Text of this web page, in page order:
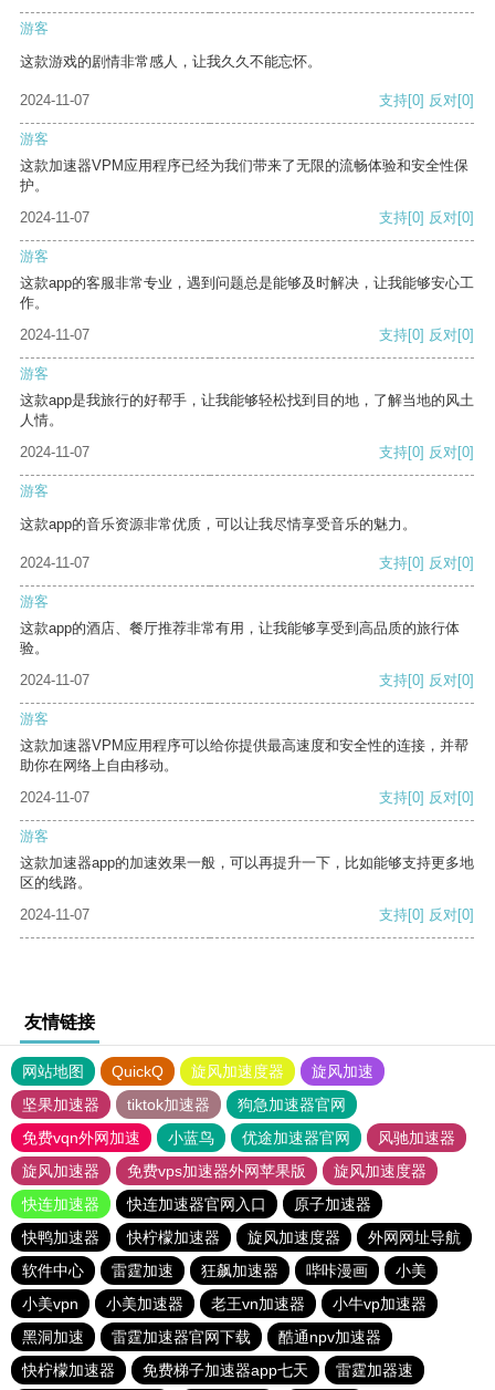
游客
这款游戏的剧情非常感人，让我久久不能忘怀。
2024-11-07 支持[0] 反对[0]
游客
这款加速器VPM应用程序已经为我们带来了无限的流畅体验和安全性保
护。
2024-11-07
支持[0] 反对[0]
游客
这款app的客服非常专业，遇到问题总是能够及时解决，让我能够安心工
作。
2024-11-07
支持[0] 反对[0]
游客
这款app是我旅行的好帮手，让我能够轻松找到目的地，了解当地的风土
人情。
2024-11-07
支持[0] 反对[0]
游客
这款app的音乐资源非常优质，可以让我尽情享受音乐的魅力。
2024-11-07 支持[0] 反对[0]
游客
这款app的酒店、餐厅推荐非常有用，让我能够享受到高品质的旅行体
验。
2024-11-07
支持[0] 反对[0]
游客
这款加速器VPM应用程序可以给你提供最高速度和安全性的连接，并帮
助你在网络上自由移动。
2024-11-07
支持[0] 反对[0]
游客
这款加速器app的加速效果一般，可以再提升一下，比如能够支持更多地
区的线路。
2024-11-07
支持[0] 反对[0]
友情链接
网站地图 QuickQ 旋风加速度器
旋风加速
坚果加速器
tiktok加速器
狗急加速器官网
免费vqn外网加速
小蓝鸟 优途加速器官网
风驰加速器
旋风加速器
免费vps加速器外网苹果版
旋风加速度器
快连加速器
快连加速器官网入口
原子加速器
快鸭加速器
快柠檬加速器 旋风加速度器
外网网址导航
软件中心
雷霆加速 狂飙加速器 哔咔漫画
小美
小美vpn
小美加速器 老王vn加速器
小牛vp加速器
黑洞加速
雷霆加速器官网下载
酷通npv加速器
快柠檬加速器
免费梯子加速器app七天 雷霆加器速